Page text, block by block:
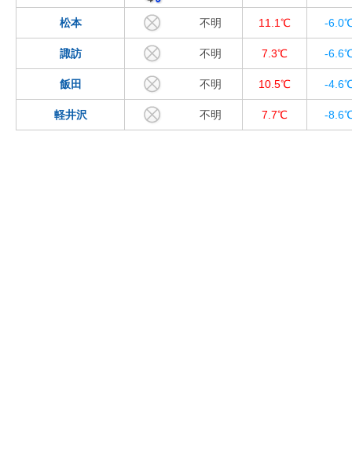
松本 不明 11.1℃ -
諏訪 不明 7.3℃ -
飯田 不明 10.5℃ -
軽井沢 不明 7.7℃ -